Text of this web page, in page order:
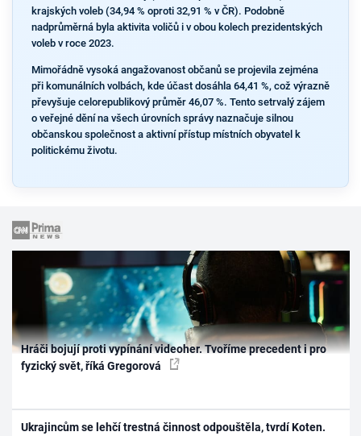
krajských voleb (34,94 % oproti 32,91 % v ČR). Podobně
nadprůměrná byla aktivita voličů i v obou kolech prezidentských
voleb v roce 2023.
Mimořádně vysoká angažovanost občanů se projevila zejména
při komunálních volbách, kde účast dosáhla 64,41 %, což výrazně
převyšuje celorepublikový průměr 46,07 %. Tento setrvalý zájem
o veřejné dění na všech úrovních správy naznačuje silnou
občanskou společnost a aktivní přístup místních obyvatel k
politickému životu.
Hráči bojují proti vypínání videoher. Tvoříme precedent i pro
fyzický svět, říká Gregorová
Ukrajincům se lehčí trestná činnost odpouštěla, tvrdí Koten.